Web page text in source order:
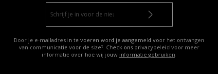
Door je e-mailadres in te voeren word je aangemeld voor het ontvangen
van communicatie voor de size?. Check ons privacybeleid voor meer
informatie over hoe wij jouw informatie gebruiken